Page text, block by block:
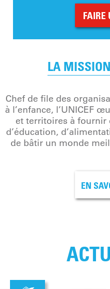
FAIRE
LA
Chef de file des
à l’enfance, l’UNICEF
et territoires à fournir
d’éducation,
de bâtir un monde
EN